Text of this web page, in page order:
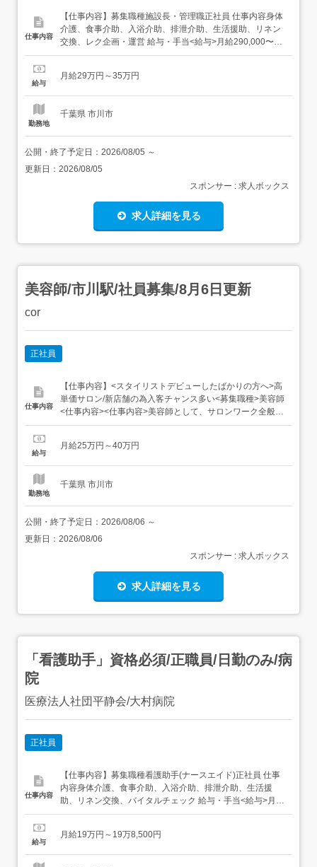
仕事内容
【仕事内容】募集職種施設長・管理職正社員 仕事内容身体
介護、食事介助、入浴介助、排泄介助、生活援助、リネン
交換、レク企画・運営 給与・手当<給与>月給290,000〜
350,000円<基本給>200,000〜215,000円<手当>交通費支
福祉士:15,000円/月処遇改善手当:40,000円/月...
給与
月給29万円～35万円
勤務地
千葉県 市川市
公開・終了予定日： 2026/08/05 ～
更新日： 2026/08/05
スポンサー : 求人ボックス
求人詳細を見る
美容師/市川駅/社員募集/8月6日更新
cor
正社員
仕事内容
【仕事内容】<スタイリストデビューしたばかりの方へ>高
単価サロン/新店舗の為入客チャンス多い<募集職種>美容師
<仕事内容><仕事内容>美容師として、サロンワーク全般を
お任せします。・カウンセリング・カット・カラー・パー
(希望者のみ)スタイリストになったばかりの方には、お客
給与
月給25万円～40万円
勤務地
千葉県 市川市
公開・終了予定日： 2026/08/06 ～
更新日： 2026/08/06
スポンサー : 求人ボックス
求人詳細を見る
「看護助手」資格必須/正職員/日勤のみ/病
院
医療法人社団平静会/大村病院
正社員
仕事内容
【仕事内容】募集職種看護助手(ナースエイド)正社員 仕事
内容身体介護、食事介助、入浴介助、排泄介助、生活援
助、リネン交換、バイタルチェック 給与・手当<給与>月給
190,000〜198,500円<基本給>153,000〜161,500円<手当>
当:15,000円物価手当:12,000円住宅手当:1...
給与
月給19万円～19万8,500円